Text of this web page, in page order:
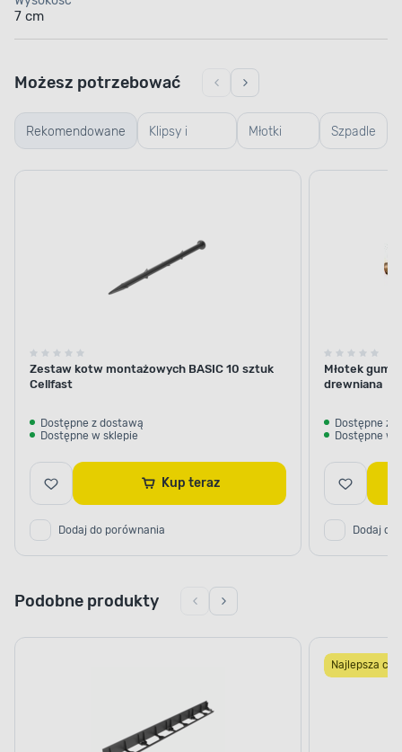
7 cm
Rekomendowane Klipsy i
mocowania
Młotki
gumowe
Szpadle
Możesz potrzebować
Zestaw kotw montażowych BASIC 10 sztuk
Cellfast
Dostępne z dostawą
Dostępne w sklepie
Kup teraz
Dodaj do porównania
Młotek
drewniana
Dostępne z
Dostępne w
Dodaj do
Podobne produkty
Najlepsza